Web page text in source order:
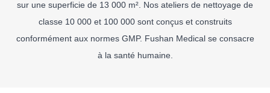
sur une superficie de 13 000 m². Nos ateliers de nettoyage de
classe 10 000 et 100 000 sont conçus et construits
conformément aux normes GMP. Fushan Medical se consacre
à la santé humaine.